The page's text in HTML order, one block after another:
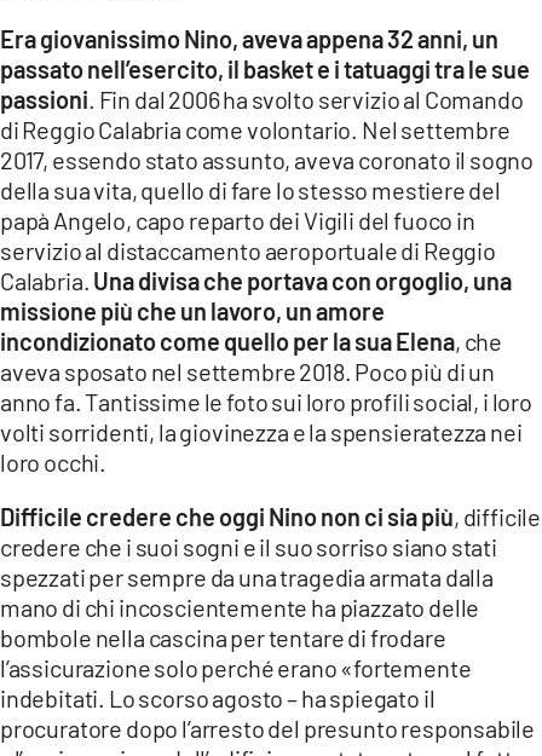
App
ANDROID
APPLE
Era giovanissimo Nino, aveva appena 32 anni, un
passato nell’esercito, il basket e i tatuaggi tra le sue
passioni . Fin dal 2006 ha svolto servizio al Comando
di Reggio Calabria come volontario. Nel settembre
2017, essendo stato assunto, aveva coronato il sogno
della sua vita, quello di fare lo stesso mestiere del
papà Angelo, capo reparto dei Vigili del fuoco in
servizio al distaccamento aeroportuale di Reggio
Calabria. Una divisa che portava con orgoglio, una
missione più che un lavoro, un amore
incondizionato come quello per la sua Elena, che
aveva sposato nel settembre 2018. Poco più di un
anno fa. Tantissime le foto sui loro profili social, i loro
volti sorridenti, la giovinezza e la spensieratezza nei
loro occhi.
Difficile credere che oggi Nino non ci sia più, difficile
credere che i suoi sogni e il suo sorriso siano stati
spezzati per sempre da una tragedia armata dalla
mano di chi incoscientemente ha piazzato delle
bombole nella cascina per tentare di frodare
l’assicurazione solo perché erano «fortemente
indebitati. Lo scorso agosto – ha spiegato il
procuratore dopo l’arresto del presunto responsabile